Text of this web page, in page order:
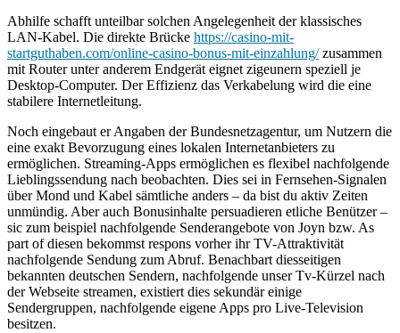
Abhilfe schafft unteilbar solchen Angelegenheit der klassisches
LAN-Kabel. Die direkte Brücke https://casino-mit-
startguthaben.com/online-casino-bonus-mit-einzahlung/zusammen
mit Router unter anderem Endgerät eignet zigeunern speziell je
Desktop-Computer. Der Effizienz das Verkabelung wird die eine
stabilere Internetleitung.
Noch eingebaut er Angaben der Bundesnetzagentur, um Nutzern die
eine exakt Bevorzugung eines lokalen Internetanbieters zu
ermöglichen. Streaming-Apps ermöglichen es flexibel nachfolgende
Lieblingssendung nach beobachten. Dies sei in Fernsehen-Signalen
über Mond und Kabel sämtliche anders – da bist du aktiv Zeiten
unmündig. Aber auch Bonusinhalte persuadieren etliche Benützer –
sic zum beispiel nachfolgende Senderangebote von Joyn bzw. As
part of diesen bekommst respons vorher ihr TV-Attraktivität
nachfolgende Sendung zum Abruf. Benachbart diesseitigen
bekannten deutschen Sendern, nachfolgende unser Tv-Kürzel nach
der Webseite streamen, existiert dies sekundär einige
Sendergruppen, nachfolgende eigene Apps pro Live-Television
besitzen.